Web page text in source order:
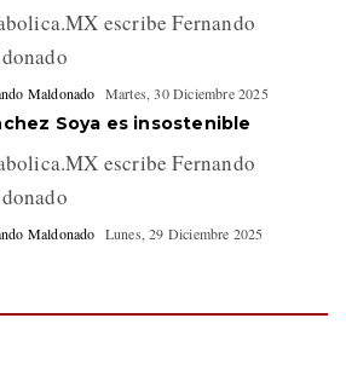
escribe Fernando
Maldonado Martes, 30 Diciembre 2025
Soya es insostenible
escribe Fernando
Maldonado Lunes, 29 Diciembre 2025